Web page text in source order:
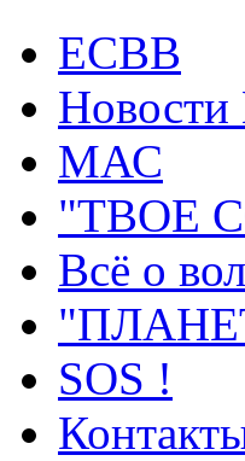
ECВB
МАС
"ТВОЕ
Всё о
SOS !